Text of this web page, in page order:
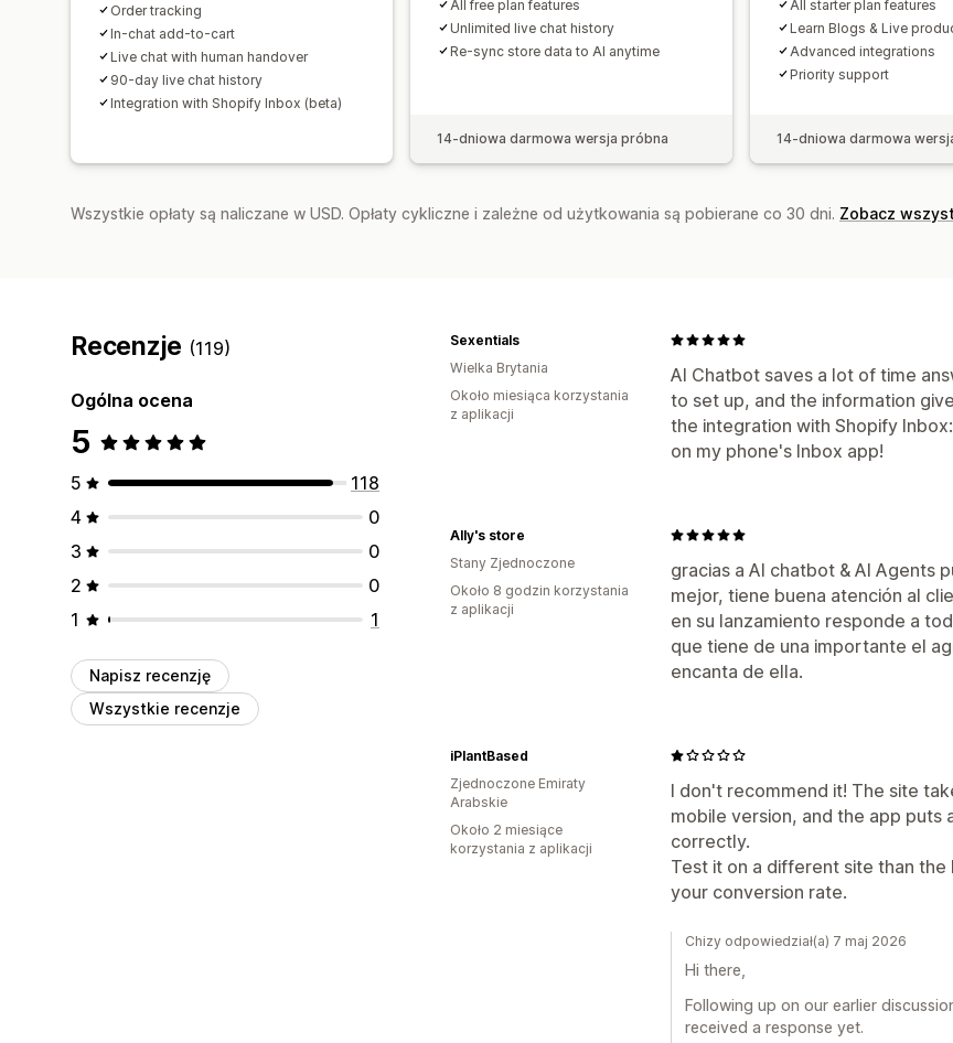
Order tracking
In-chat add-to-cart
Live chat with human handover
90-day live chat history
Integration with Shopify Inbox (beta)
All free plan features
Unlimited live chat history
Re-sync store data to AI anytime
14-dniowa darmowa wersja próbna
All starter plan features
Learn Blogs & Live
Advanced integrations
Priority support
14-dniowa darmowa
Wszystkie opłaty są naliczane w USD. Opłaty cykliczne i zależne od użytkowania są pobierane co 30 dni. Zobacz
Recenzje (119)
Ogólna ocena
5
5
118
4
0
3
0
2
0
1
1
Napisz recenzję
Wszystkie recenzje
AI Chatbot saves a lot of time
to set up, and the information
the integration with Shopify
on my phone's Inbox app!
Sexentials
Wielka Brytania
Około miesiąca korzystania
z aplikacji
gracias a AI chatbot & AI Agents
mejor, tiene buena atención al
en su lanzamiento responde a
que tiene de una importante el
encanta de ella.
Ally's store
Stany Zjednoczone
Około 8 godzin korzystania
z aplikacji
I don't recommend it! The site
mobile version, and the app
correctly.
Test it on a different site than
your conversion rate.
iPlantBased
Zjednoczone Emiraty
Arabskie
Około 2 miesiące
korzystania z aplikacji
Chizy odpowiedział(a) 7 maj 2026
Hi there,
Following up on our earlier
received a response yet.